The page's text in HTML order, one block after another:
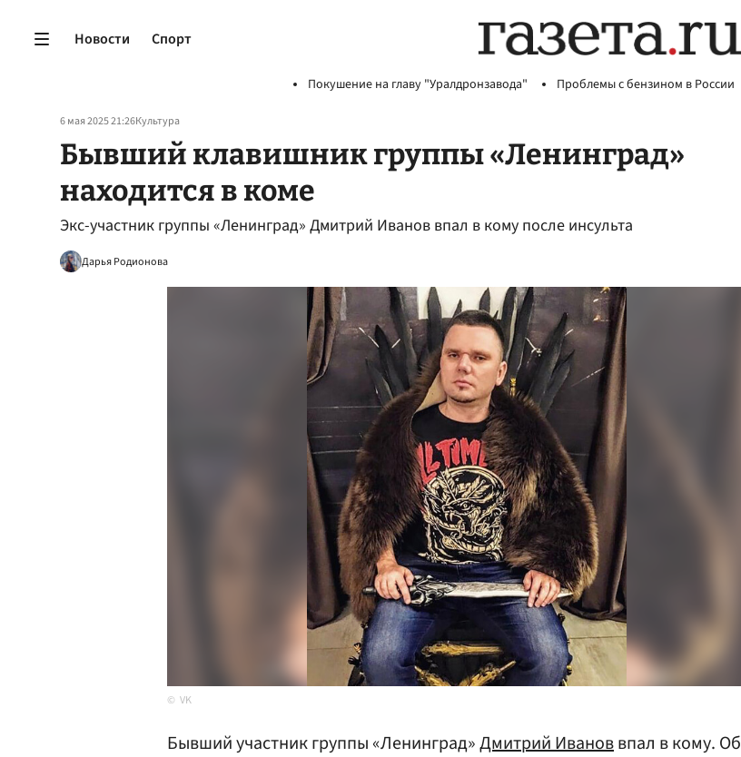
Новости Спорт
Покушение на главу "Уралдронзавода" Проблемы с бензином в России
6 мая 2025 21:26Культура
Бывший клавишник группы «Ленинград»
находится в коме
Экс-участник группы «Ленинград» Дмитрий Иванов впал в кому после инсульта
Дарья Родионова
VK
Бывший участник группы «Ленинград»Дмитрий Ивановвпал в кому. Об